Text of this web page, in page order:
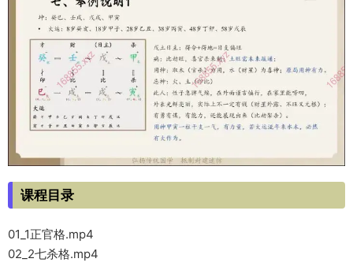
课程目录
01_1正官格.mp4
02_2七杀格.mp4